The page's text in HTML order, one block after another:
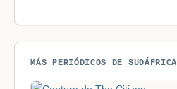
MÁS PERIÓDICOS DE SUDÁFRICA